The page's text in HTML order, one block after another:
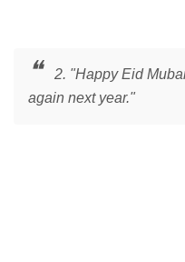
2. "Happy Eid
again next year."